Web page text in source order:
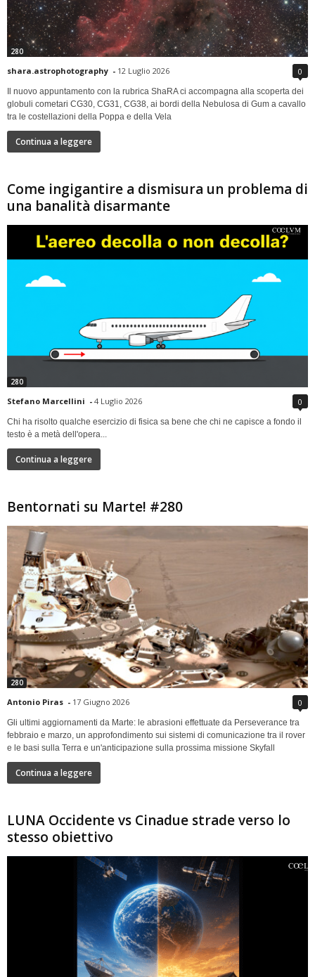
280
shara.astrophotography - 12 Luglio 2026 0
Il nuovo appuntamento con la rubrica ShaRA ci accompagna alla scoperta dei
globuli cometari CG30, CG31, CG38, ai bordi della Nebulosa di Gum a cavallo
tra le costellazioni della Poppa e della Vela
Continua a leggere
Come ingigantire a dismisura un problema di
una banalità disarmante
280
Stefano Marcellini - 4 Luglio 2026 0
Chi ha risolto qualche esercizio di fisica sa bene che chi ne capisce a fondo il
testo è a metà dell'opera...
Continua a leggere
Bentornati su Marte! #280
280
Antonio Piras - 17 Giugno 2026 0
Gli ultimi aggiornamenti da Marte: le abrasioni effettuate da Perseverance tra
febbraio e marzo, un approfondimento sui sistemi di comunicazione tra il rover
e le basi sulla Terra e un'anticipazione sulla prossima missione Skyfall
Continua a leggere
LUNA Occidente vs Cinadue strade verso lo
stesso obiettivo